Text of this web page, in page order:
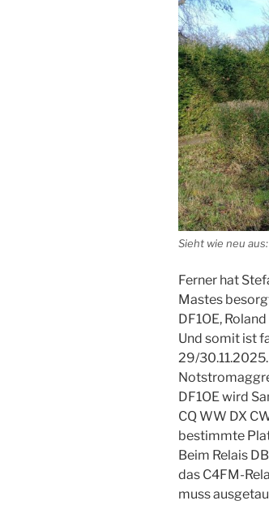
Sieht wie neu
Ferner hat
Mastes
DF1OE,
Und somit ist
29/
DF1OE wird
CQ WW DX
bestimmte
Beim Relais
das C4FM-
muss